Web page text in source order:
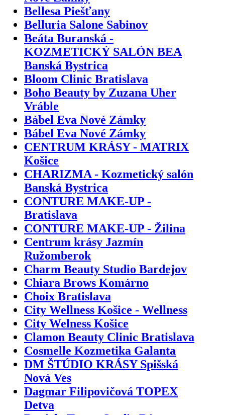
Bellesa Piešťany
Belluria Salone Sabinov
Beáta Buranská -
KOZMETICKÝ SALÓN BEA
Banská Bystrica
Bloom Clinic Bratislava
Boho Beauty by Zuzana Uher
Vráble
Bábel Eva Nové Zámky
Bábel Eva Nové Zámky
CENTRUM KRÁSY - MATRIX
Košice
CHARIZMA - Kozmetický salón
Banská Bystrica
CONTURE MAKE-UP -
Bratislava
CONTURE MAKE-UP - Žilina
Centrum krásy Jazmín
Ružomberok
Charm Beauty Studio Bardejov
Chiara Brows Komárno
Choix Bratislava
City Wellness Košice - Wellness
City Welness Košice
Clamon Beauty Clinic Bratislava
Cosmelle Kozmetika Galanta
DM ŠTÚDIO KRÁSY Spišská
Nová Ves
Dagmar Filipovičová TOPEX
Detva